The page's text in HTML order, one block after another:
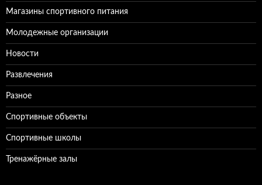
Магазины спортивного питания
Молодежные организации
Новости
Развлечения
Разное
Спортивные объекты
Спортивные школы
Тренажёрные залы